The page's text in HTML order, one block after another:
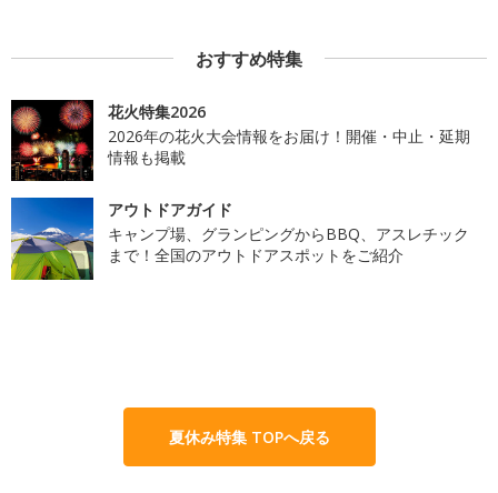
おすすめ特集
花火特集2026
2026年の花火大会情報をお届け！開催・中止・延期
情報も掲載
アウトドアガイド
キャンプ場、グランピングからBBQ、アスレチック
まで！全国のアウトドアスポットをご紹介
夏休み特集 TOPへ戻る